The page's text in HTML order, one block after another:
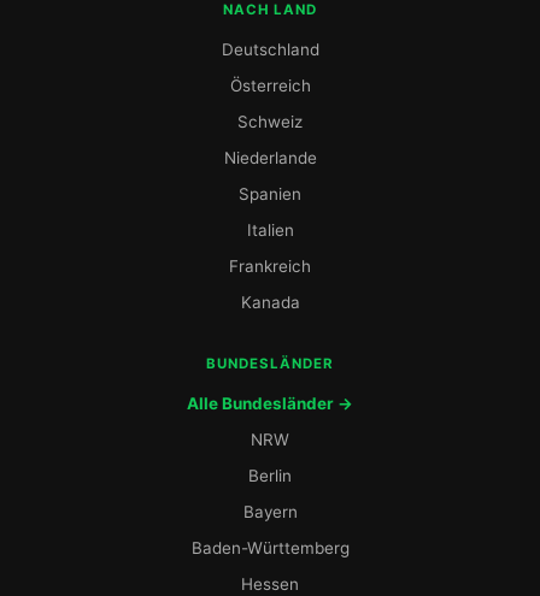
NACH LAND
Deutschland
Österreich
Schweiz
Niederlande
Spanien
Italien
Frankreich
Kanada
BUNDESLÄNDER
Alle Bundesländer →
NRW
Berlin
Bayern
Baden-Württemberg
Hessen